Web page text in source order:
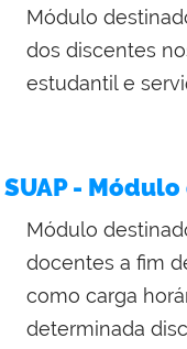
Módulo
dos discentes
estudantil e
SUAP -
Módulo
docentes a fim
como carga
determinada